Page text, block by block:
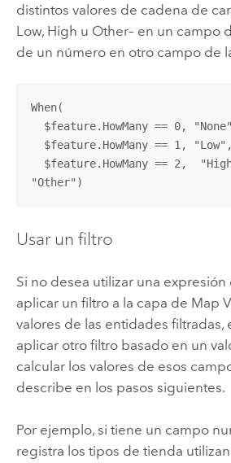
distintos valores de cadena de
Low, High u Other– en un campo
de un número en otro campo de
When(
$feature.HowMany == 0,
  $feature.HowMany == 1, "Low",
$feature.HowMany == 2,
"Other")
Usar un filtro
Si no desea utilizar una
aplicar un filtro a la capa de Map
valores de las entidades filtradas,
aplicar otro filtro basado en un
calcular los valores de esos
describe en los pasos siguientes.
Por ejemplo, si tiene un campo
registra los tipos de tienda